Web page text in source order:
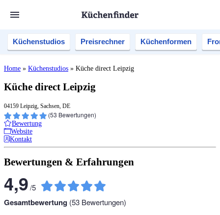
Küchenstudios Preisrechner Küchenformen
Home » Küchenstudios » Küche direct Leipzig
Küche direct Leipzig
04159 Leipzig, Sachsen, DE
(53 Bewertungen)
Bewertung
Website
Kontakt
Bewertungen & Erfahrungen
4,9/5
Gesamtbewertung (53 Bewertungen)